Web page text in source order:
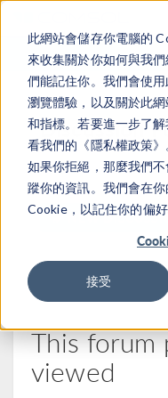
此網站會儲存你電腦的
來收集關於你如何與我
們能記住你。我們會使
瀏覽體驗，以及關於此
和指標。若要進一步了
看我們的《隱私權政策》
如果你拒絕，那麼我們
蹤你的資訊。我們會在
Cookie，以記住你的偏好
接受
Discussion
NEW
This forum
viewed